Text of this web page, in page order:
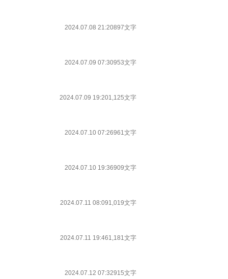
2024.07.08 21:20897文字
2024.07.09 07:30953文字
2024.07.09 19:201,125文字
2024.07.10 07:26961文字
2024.07.10 19:36909文字
2024.07.11 08:091,019文字
2024.07.11 19:461,181文字
2024.07.12 07:32915文字